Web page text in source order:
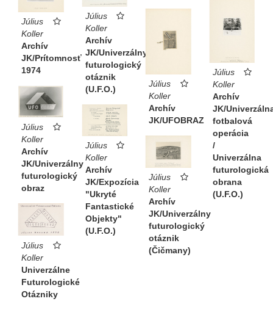
Július
Koller
Archív
JK/Univerzálny
futurologický
otáznik
(U.F.O.)
Július
Koller
Archív
JK/Prítomnosť
1974
Július
Koller
Archív
JK/
fotbalová
operácia
/
Univerzálna
futurologická
obrana
(U.F.O.)
Július
Koller
Archív
JK/UFOBRAZ
Július
Koller
Archív
JK/Univerzálny
futurologický
obraz
Július
Koller
Archív
JK/Expozícia
"Ukryté
Fantastické
Objekty"
(U.F.O.)
Július
Koller
Archív
JK/Univerzálny
futurologický
otáznik
(Čičmany)
Július
Koller
Univerzálne
Futurologické
Otázniky